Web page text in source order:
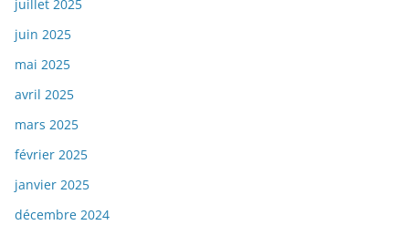
juillet 2025
juin 2025
mai 2025
avril 2025
mars 2025
février 2025
janvier 2025
décembre 2024